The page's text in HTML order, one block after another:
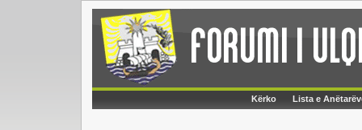
Kërko Lista e